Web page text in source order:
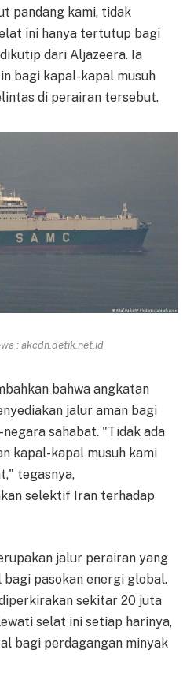
pandang kami, tidak
ini hanya tertutup bagi
dari Aljazeera. Ia
bagi kapal-kapal musuh
di perairan tersebut.
: akcdn.detik.net.id
bahwa angkatan
jalur aman bagi
sahabat. "Tidak ada
kapal-kapal musuh kami
tegasnya,
selektif Iran terhadap
jalur perairan yang
pasokan energi global.
sekitar 20 juta
selat ini setiap harinya,
bagi perdagangan minyak